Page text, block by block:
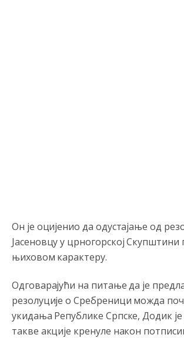
Он је оцијенио да одустајање од
Јасеновцу у црногорској Скупштини
њиховом карактеру.
Одговарајући на питање да је
резолуције о Сребреници можда
укидања Републике Српске, Додик је
такве акције кренуле након
Анонимно2795834 јуче 5:33
leglo kriminala